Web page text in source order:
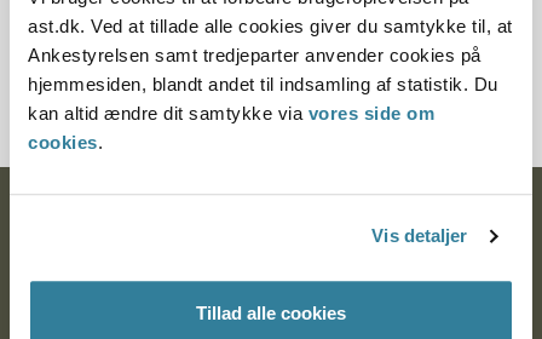
ast.dk. Ved at tillade alle cookies giver du samtykke til, at
Ankestyrelsen samt tredjeparter anvender cookies på
hjemmesiden, blandt andet til indsamling af statistik. Du
kan altid ændre dit samtykke via vores side om
cookies.
Vis detaljer
Tillad alle cookies
Journalnummer
2000421-08